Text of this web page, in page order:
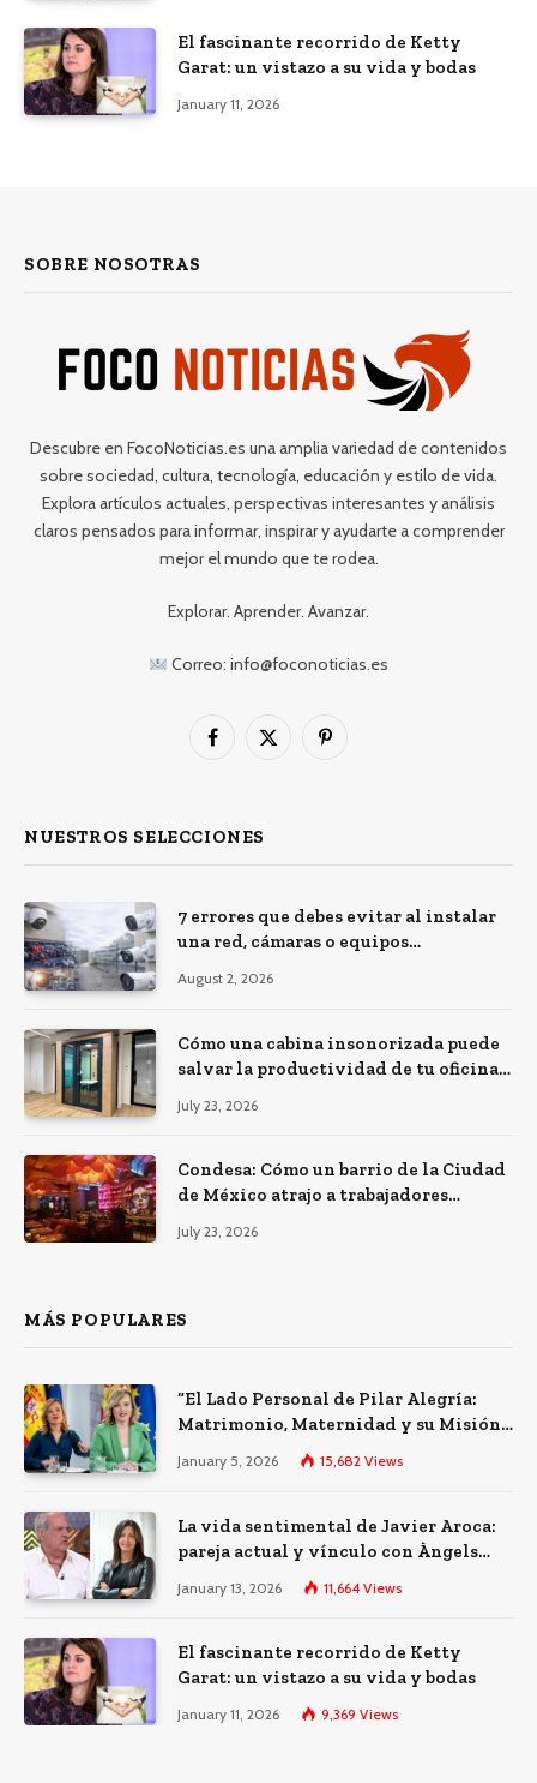
El fascinante recorrido de Ketty
Garat: un vistazo a su vida y bodas
January 11, 2026
SOBRE NOSOTRAS
Descubre en FocoNoticias.es una amplia variedad de contenidos
sobre sociedad, cultura, tecnología, educación y estilo de vida.
Explora artículos actuales, perspectivas interesantes y análisis
claros pensados para informar, inspirar y ayudarte a comprender
mejor el mundo que te rodea.
Explorar. Aprender. Avanzar.
Correo: info@foconoticias.es
Facebook
X
Pinterest
NUESTROS SELECCIONES
7 errores que debes evitar al instalar
una red, cámaras o equipos
August 2, 2026
Cómo una cabina insonorizada puede
salvar la productividad de tu oficina
July 23, 2026
Condesa: Cómo un barrio de la Ciudad
de México atrajo a trabajadores
July 23, 2026
MÁS POPULARES
“El Lado Personal de Pilar Alegría:
Matrimonio, Maternidad y su Misión
January 5, 2026 15,682 Views
La vida sentimental de Javier Aroca:
pareja actual y vínculo con Àngels
January 13, 2026 11,664 Views
El fascinante recorrido de Ketty
Garat: un vistazo a su vida y bodas
January 11, 2026 9,369 Views